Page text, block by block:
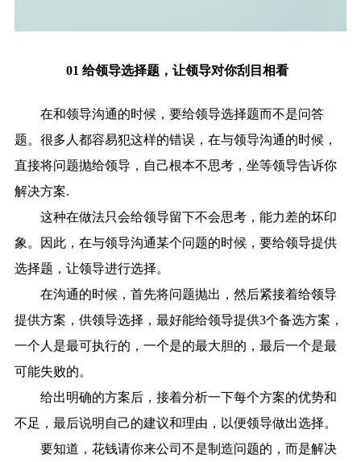
01 给领导选择题，让领导对你刮目相看
在和领导沟通的时候，要给领导选择题而不是问答
题。很多人都容易犯这样的错误，在与领导沟通的时候，
直接将问题抛给领导，自己根本不思考，坐等领导告诉你
解决方案.
这种在做法只会给领导留下不会思考，能力差的坏印
象。因此，在与领导沟通某个问题的时候，要给领导提供
选择题，让领导进行选择。
在沟通的时候，首先将问题抛出，然后紧接着给领导
提供方案，供领导选择，最好能给领导提供3个备选方案，
一个人是最可执行的，一个是的最大胆的，最后一个是最
可能失败的。
给出明确的方案后，接着分析一下每个方案的优势和
不足，最后说明自己的建议和理由，以便领导做出选择。
要知道，花钱请你来公司不是制造问题的，而是解决